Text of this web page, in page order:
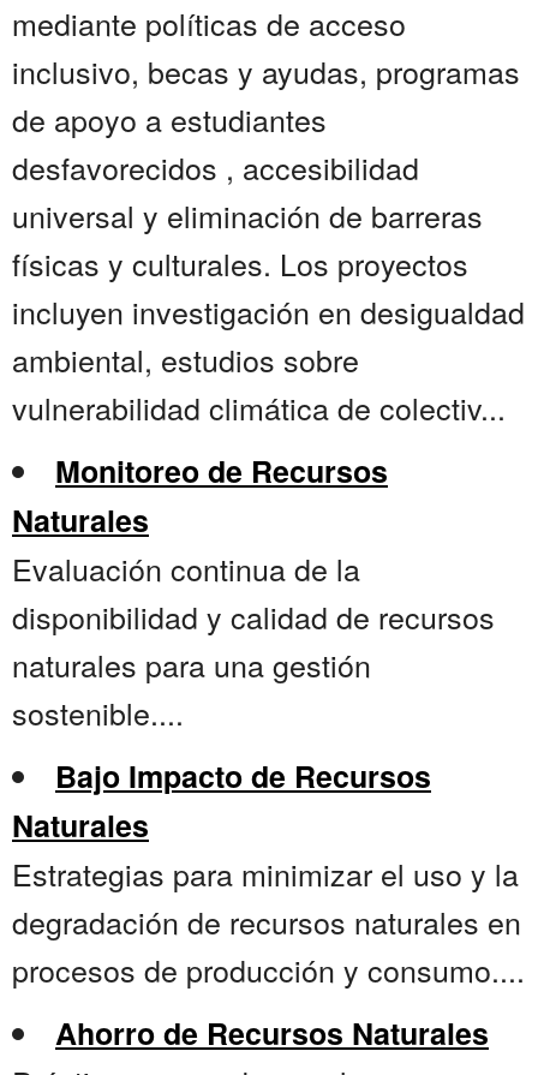
mediante políticas de acceso
inclusivo, becas y ayudas, programas
de apoyo a estudiantes
desfavorecidos , accesibilidad
universal y eliminación de barreras
físicas y culturales. Los proyectos
incluyen investigación en desigualdad
ambiental, estudios sobre
vulnerabilidad climática de colectiv...
Monitoreo de Recursos
Naturales
Evaluación continua de la
disponibilidad y calidad de recursos
naturales para una gestión
sostenible....
Bajo Impacto de Recursos
Naturales
Estrategias para minimizar el uso y la
degradación de recursos naturales en
procesos de producción y consumo....
Ahorro de Recursos Naturales